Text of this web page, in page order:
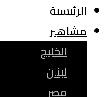
الرئيسية
مشاهير
الخليج
لبنان
مصر